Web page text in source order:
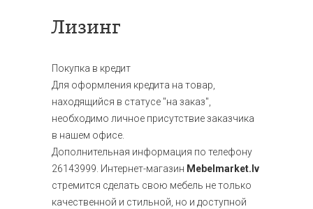
Лизинг
Покупка в кредит
Для оформления кредита на товар,
находящийся в статусе "на заказ",
необходимо личное присутствие заказчика
в нашем офисе.
Дополнительная информация по телефону
26143999. Интернет-магазин Mebelmarket.lv
стремится сделать свою мебель не только
качественной и стильной, но и доступной